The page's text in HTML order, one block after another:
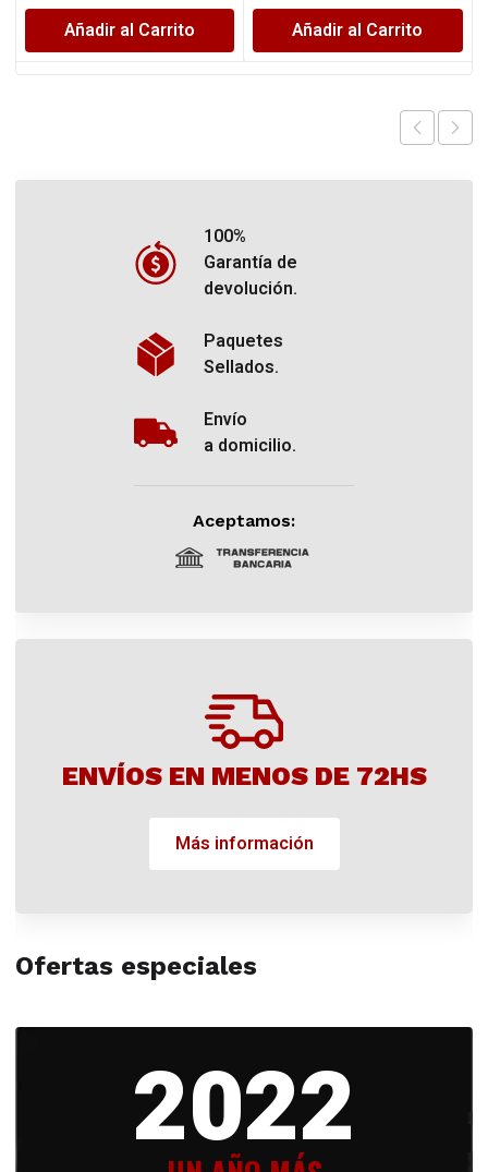
Añadir al Carrito Añadir al Carrito
100%
Garantía de
devolución.
Paquetes
Sellados.
Envío
a domicilio.
Aceptamos:
ENVÍOS EN MENOS DE 72HS
Más información
Ofertas especiales
2022